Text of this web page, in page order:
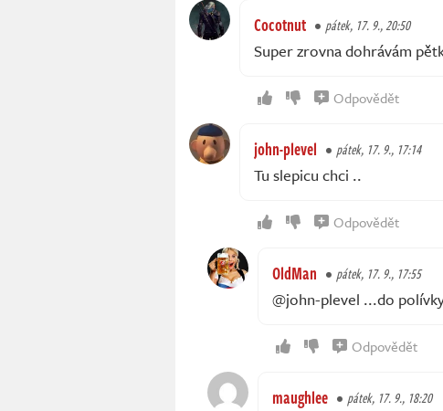
Cocotnut pátek, 17. 9., 20:50
Super zrovna dohrávám
Odpovědět
john-plevel pátek, 17. 9., 17:14
Tu slepicu chci ..
Odpovědět
OldMan pátek, 17. 9., 17:55
@john-plevel ...do
Odpovědět
maughlee pátek, 17. 9., 18:20